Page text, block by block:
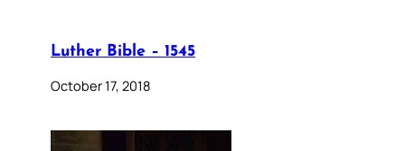
Luther Bible – 1545
October 17, 2018